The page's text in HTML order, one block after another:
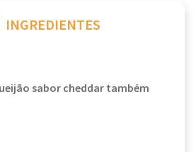
INGREDIENTES
sabor cheddar também